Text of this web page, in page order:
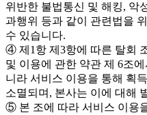
위반한 불법통신 및 해킹, 악
과행위 등과 같이 관련법을
수 있습니다.
④ 제1항 제3항에 따른 탈회
및 이용에 관한 약관 제 6조
니라 서비스 이용을 통해 획
소멸되며, 본사는 이에 대해
⑤ 본 조에 따라 서비스 이용